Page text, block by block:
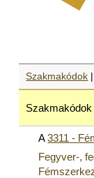
Szakmakódok
Szakmakódok
A3311 -
Fegyver-,